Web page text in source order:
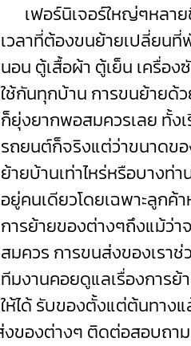
เฟอร์นิเจอร์ใหญ่ๆหลาย
เวลาที่ต้องขนย้ายเปลี่ยนที่
นอน ตู้เสื้อผ้า ตู้เย็น เครื่อ
ใช้กันทุกบ้าน การขนย้ายด้ว
ก็ยุ่งยากพอสมควรเลย ทั้ง
รถยนต์ก็จริงแต่ว่าขนาดข
ย้ายบ้านเท่าไหร่หรือบางท่
อยู่คนเดียวโดยเฉพาะลูก
การย้ายของต่างๆถึงแม้ว่า
สมควร การขนส่งของเรา
ทีมงานคอยดูแลเรื่องการ
ให้ได้ รับของตั้งแต่ต้นทาง
ของต่างๆ ติดต่อสอบถาม